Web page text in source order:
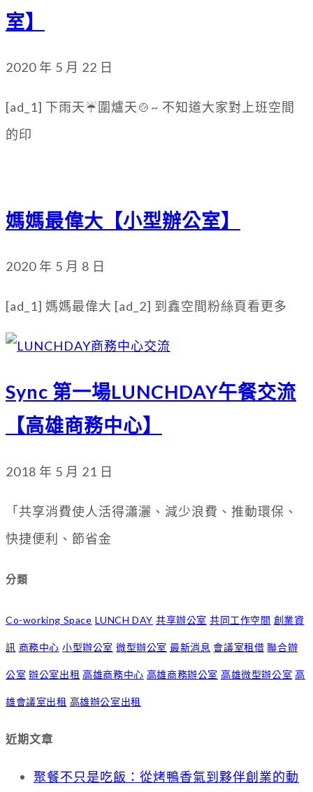
室】
2020 年 5 月 22 日
[ad_1] 下雨天☔️圍爐天🍲~ 不知道大家對上班空間
的印
媽媽最偉大【小型辦公室】
2020 年 5 月 8 日
[ad_1] 媽媽最偉大 [ad_2] 到鑫空間粉絲頁看更多
Sync 第一場LUNCHDAY午餐交流
【高雄商務中心】
2018 年 5 月 21 日
「共享消費使人活得瀟灑、減少浪費、推動環保、
快捷便利、節省金
分類
Co-working Space LUNCH DAY 共享辦公室 共同工作空間 創業資
訊 商務中心 小型辦公室 微型辦公室 最新消息 會議室租借 聯合辦
公室 辦公室出租 高雄商務中心 高雄商務辦公室 高雄微型辦公室 高
雄會議室出租 高雄辦公室出租
近期文章
聚餐不只是吃飯：從烤鴨香氣到夥伴創業的動